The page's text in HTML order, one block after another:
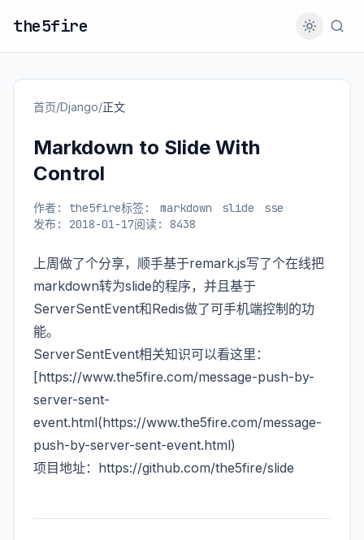
the5fire
首页/Django/正文
Markdown to Slide With
Control
作者: the5fire标签: markdown slide
sse
发布: 2018-01-17阅读: 8438
上周做了个分享，顺手基于remark.js写了个在线把
markdown转为slide的程序，并且基于
ServerSentEvent和Redis做了可手机端控制的功
能。
ServerSentEvent相关知识可以看这里：
[https://www.the5fire.com/message-push-by-
server-sent-
event.html(https://www.the5fire.com/message-
push-by-server-sent-event.html)
项目地址： https://github.com/the5fire/slide